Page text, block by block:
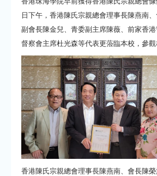
日下午，香港陳氏宗親總會理事長陳燕南、
副會長陳金兒、青委副主席陳薇、前家香
督察會主席杜光森等代表更蒞臨本校，參觀
香港陳氏宗親總會理事長陳燕南、會長陳